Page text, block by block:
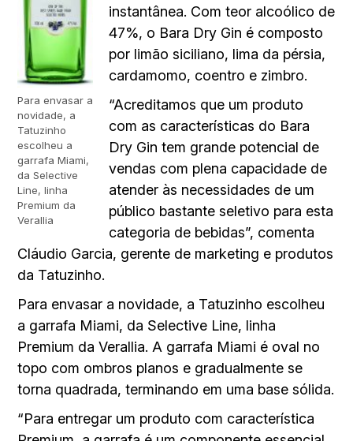
Para envasar a
novidade, a
Tatuzinho
escolheu a
garrafa Miami,
da Selective
Line, linha
Premium da
Verallia
instantânea. Com teor alcoólico de
47%, o Bara Dry Gin é composto
por limão siciliano, lima da pérsia,
cardamomo, coentro e zimbro.
“Acreditamos que um produto
com as características do Bara
Dry Gin tem grande potencial de
vendas com plena capacidade de
atender às necessidades de um
público bastante seletivo para esta
categoria de bebidas”, comenta
Cláudio Garcia, gerente de marketing e produtos
da Tatuzinho.
Para envasar a novidade, a Tatuzinho escolheu
a garrafa Miami, da Selective Line, linha
Premium da Verallia. A garrafa Miami é oval no
topo com ombros planos e gradualmente se
torna quadrada, terminando em uma base sólida.
“Para entregar um produto com característica